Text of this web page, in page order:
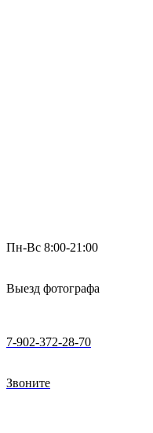
Пн-Вс 8:00-21:00
Выезд фотографа
7-902-372-28-70
Звоните